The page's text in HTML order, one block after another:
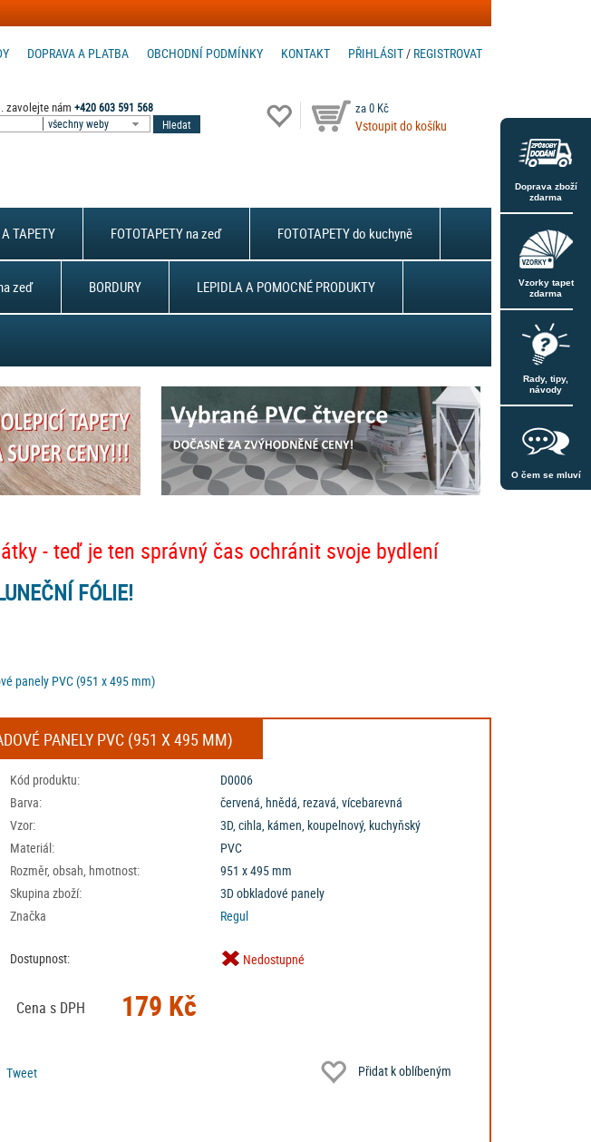
PŘIHLÁSIT/ REGISTROVAT
KONTAKT
OBCHODNÍ PODMÍNKY
DOPRAVA A PLATBA
zavolejte nám+420 603 591 568
všechny weby
za 0 Kč
Vstoupit do košíku
TAPETY FOTOTAPETY na zeď FOTOTAPETY do kuchyně
zeď BORDURY LEPIDLA A POMOCNÉ PRODUKTY
Doprava zboží
zdarma
Vzorky tapet
zdarma
Rady, tipy,
návody
O čem se mluví
- teď je ten správný čas ochránit svoje bydlení
FÓLIE!
panely PVC (951 x 495 mm)
PANELY PVC (951 X 495 MM)
Kód produktu:
D0006
Barva:
červená, hnědá, rezavá, vícebarevná
Vzor:
3D, cihla, kámen, koupelnový, kuchyňský
Materiál:
PVC
Rozměr, obsah, hmotnost:
951 x 495 mm
Skupina zboží:
3D obkladové panely
Značka
Regul
Dostupnost: Nedostupné
Cena s DPH 179 Kč
Tweet Přidat k oblíbeným